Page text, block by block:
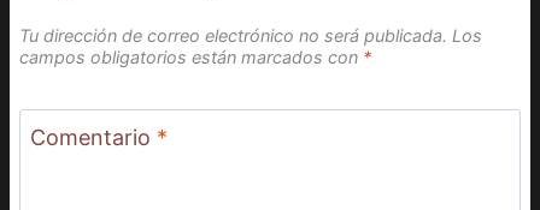
Tu dirección de correo electrónico no será publicada. Los
campos obligatorios están marcados con *
Comentario *